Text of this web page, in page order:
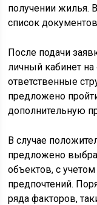
получении жилья.
список
После подачи
личный кабинет
ответственные
предложено
дополнительную
В случае
предложено
объектов, с
предпочтений.
ряда факторов,